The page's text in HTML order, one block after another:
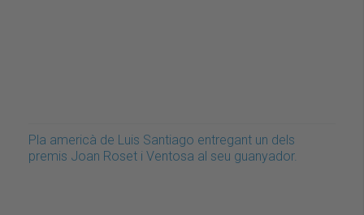
Pla americà de Luis Santiago entregant un dels
premis Joan Roset i Ventosa al seu guanyador.